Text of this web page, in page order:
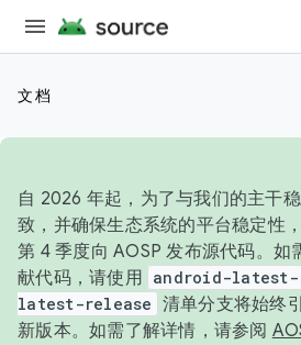
文档
自 2026 年起，为了与我们的主干
致，并确保生态系统的平台稳定性
第 4 季度向 AOSP 发布源代码。如
献代码，请使用 android-latest-
latest-release 清单分支将始终
新版本。如需了解详情，请参阅